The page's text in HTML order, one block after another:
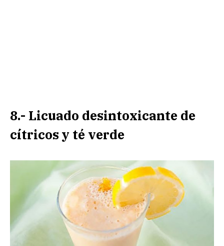
8.- Licuado desintoxicante de
cítricos y té verde